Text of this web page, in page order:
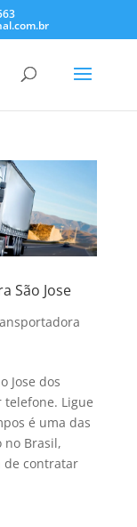
São Jose
Jose dos
telefone. Ligue
é uma das
no Brasil,
de contratar